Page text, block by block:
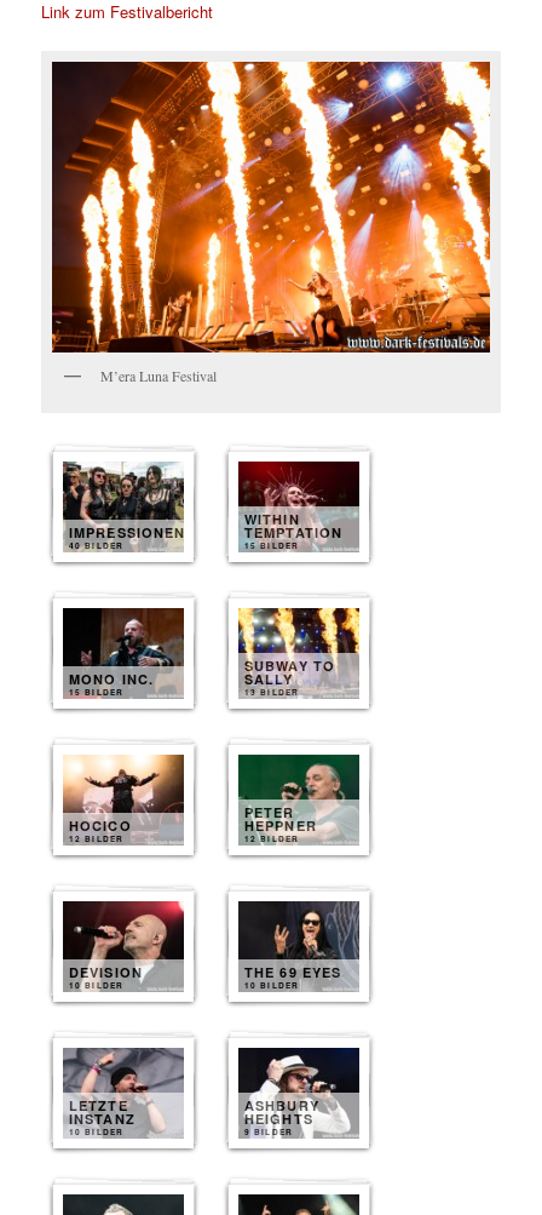
Link zum Festivalbericht
M’era Luna Festival
IMPRESSIONEN
40 BILDER
WITHIN
TEMPTATION
15 BILDER
MONO INC.
15 BILDER
SUBWAY TO
SALLY
13 BILDER
HOCICO
12 BILDER
PETER
HEPPNER
12 BILDER
DEVISION
10 BILDER
THE 69 EYES
10 BILDER
LETZTE
INSTANZ
10 BILDER
ASHBURY
HEIGHTS
9 BILDER